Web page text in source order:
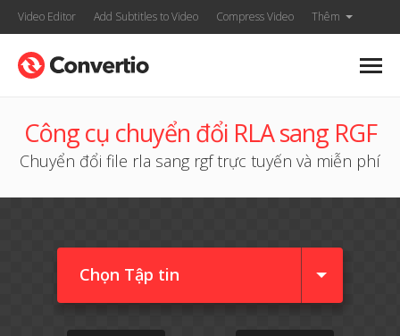
Video Editor Add Subtitles to Video Compress Video Thêm
Công cụ chuyển đổi RLA sang RGF
Chuyển đổi file rla sang rgf trực tuyến và miễn phí
Chọn Tập tin